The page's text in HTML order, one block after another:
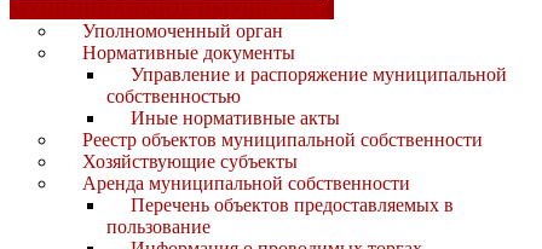
Уполномоченный орган
Нормативные документы
Управление и распоряжение муниципальной
собственностью
Иные нормативные акты
Реестр объектов муниципальной собственности
Хозяйствующие субъекты
Аренда муниципальной собственности
Перечень объектов предоставляемых в
пользование